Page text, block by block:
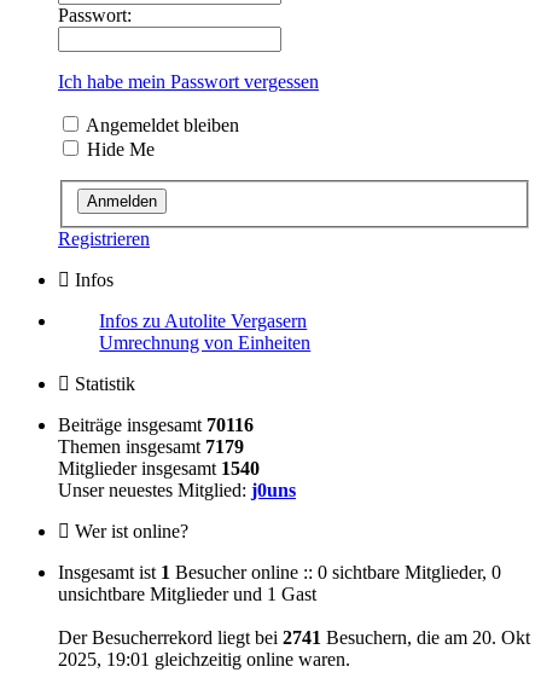
Passwort:
Ich habe mein Passwort vergessen
Angemeldet bleiben
Hide Me
Registrieren
Infos
Infos zu Autolite Vergasern
Umrechnung von Einheiten
Statistik
Beiträge insgesamt 70116
Themen insgesamt 7179
Mitglieder insgesamt 1540
Unser neuestes Mitglied: j0uns
Wer ist online?
Insgesamt ist 1 Besucher online :: 0 sichtbare Mitglieder, 0
unsichtbare Mitglieder und 1 Gast
Der Besucherrekord liegt bei 2741 Besuchern, die am 20. Okt
2025, 19:01 gleichzeitig online waren.